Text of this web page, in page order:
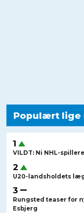
Populært lige
VILDT: Ni NHL-
U20-landsholdets
Rungsted teaser for
Esbjerg